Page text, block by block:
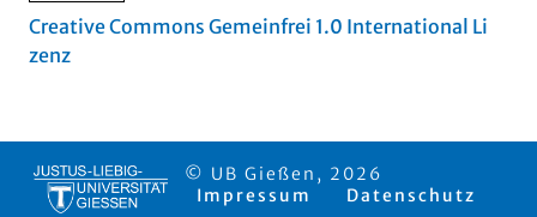
Creative Commons Gemeinfrei 1.0 International Li
zenz
© UB Gießen, 2026
Impressum
Datenschutz